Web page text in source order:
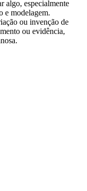
algo, especialmente
e modelagem.
ou invenção de
ou evidência,